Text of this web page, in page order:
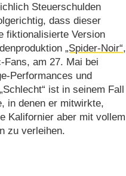
Steuerschulden
dass dieser
fiktionalisierte Version
„Spider-Noir“,
Fans, am 27. Mai bei
Performances und
ist in seinem Fall
in denen er mitwirkte,
Kalifornier aber mit vollem
zu verleihen.